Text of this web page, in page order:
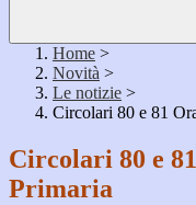
Home >
Novità >
Le notizie >
Circolari 80 e 81
Circolari 80 e
Primaria